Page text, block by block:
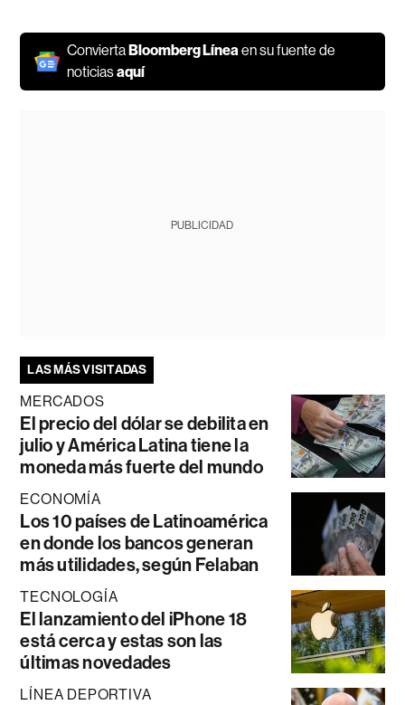
ConviertaBloomberg Líneaen su fuente de
noticiasaquí
PUBLICIDAD
LAS MÁS VISITADAS
MERCADOS
El precio del dólar se debilita en
julio y América Latina tiene la
moneda más fuerte del mundo
ECONOMÍA
Los 10 países de Latinoamérica
en donde los bancos generan
más utilidades, según Felaban
TECNOLOGÍA
El lanzamiento del iPhone 18
está cerca y estas son las
últimas novedades
LÍNEA DEPORTIVA